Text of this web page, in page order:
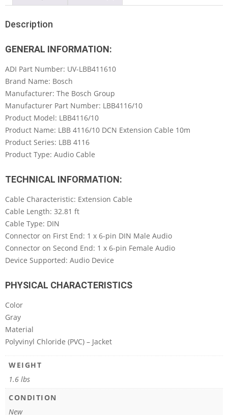
Description
GENERAL INFORMATION:
ADI Part Number: UV-LBB411610
Brand Name: Bosch
Manufacturer: The Bosch Group
Manufacturer Part Number: LBB4116/10
Product Model: LBB4116/10
Product Name: LBB 4116/10 DCN Extension Cable 10m
Product Series: LBB 4116
Product Type: Audio Cable
TECHNICAL INFORMATION:
Cable Characteristic: Extension Cable
Cable Length: 32.81 ft
Cable Type: DIN
Connector on First End: 1 x 6-pin DIN Male Audio
Connector on Second End: 1 x 6-pin Female Audio
Device Supported: Audio Device
PHYSICAL CHARACTERISTICS
Color
Gray
Material
Polyvinyl Chloride (PVC) – Jacket
WEIGHT
1.6 lbs
CONDITION
New